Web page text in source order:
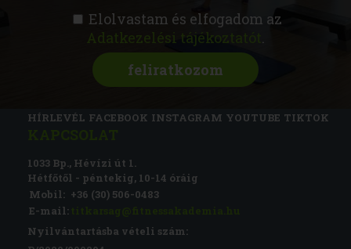
Elolvastam és elfogadom az
Adatkezelési tájékoztatót .
FITNESS AKADÉMIA
RÓLUNK MAGAZIN
CSATLAKOZZ
HÍRLEVÉL FACEBOOK INSTAGRAM YOUTUBE TIKTOK
1033 Bp., Hévízi út 1.
Hétfőtől - péntekig, 10-14 óráig
Mobil: +36 (30) 506-0483
E-mail:
Nyilvántartásba vételi szám: